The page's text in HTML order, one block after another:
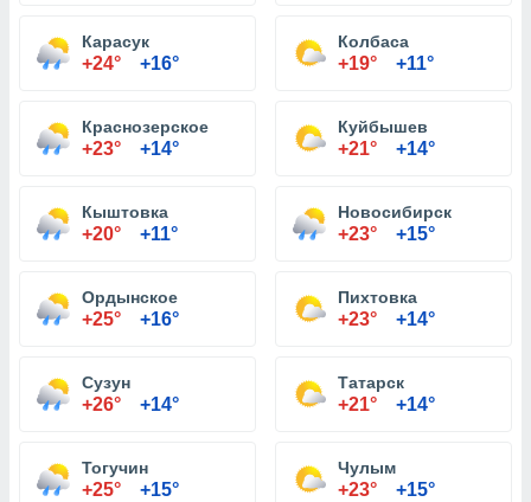
Карасук
+24° +16°
Колбаса
+19° +11°
Краснозерское
+23° +14°
Куйбышев
+21° +14°
Кыштовка
+20° +11°
Новосибирск
+23° +15°
Ордынское
+25° +16°
Пихтовка
+23° +14°
Сузун
+26° +14°
Татарск
+21° +14°
Тогучин
+25° +15°
Чулым
+23° +15°